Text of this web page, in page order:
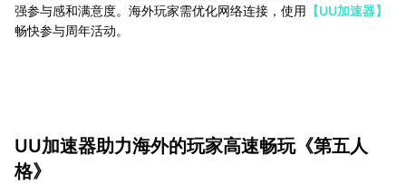
强参与感和满意度。海外玩家需优化网络连接，使用 【UU加速器】
畅快参与周年活动。
UU加速器助力海外的玩家高速畅玩《第五人
格》